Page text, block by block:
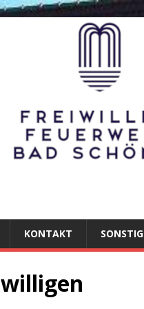
KONTAKT